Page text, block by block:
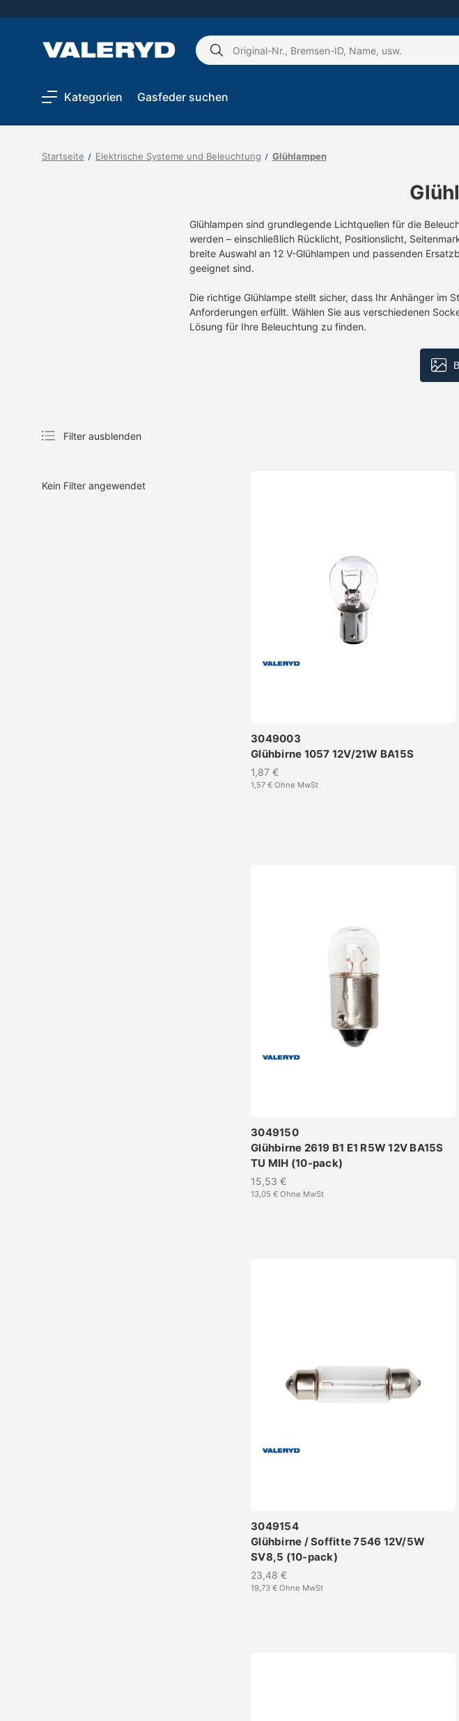
Schlagwort
Kategorien Gasfeder suchen
Startseite Elektrische Systeme und Beleuchtung Glühlampen
Glühlampen sind grundlegende Lichtquellen für die
werden – einschließlich Rücklicht, Positionslicht,
breite Auswahl an 12 V-Glühlampen und passenden
geeignet sind.
Die richtige Glühlampe stellt sicher, dass Ihr Anhänger im
Anforderungen erfüllt. Wählen Sie aus verschiedenen
Lösung für Ihre Beleuchtung zu finden.
Filter ausblenden
Kein Filter angewendet
3049003
Glühbirne 1057 12V/21W BA15S
1,87 €
1,57 € Ohne MwSt
3049150
Glühbirne 2619 B1 E1 R5W 12V BA15S
TU MIH (10-pack)
15,53 €
13,05 € Ohne MwSt
3049154
Glühbirne / Soffitte 7546 12V/5W
SV8,5 (10-pack)
23,48 €
19,73 € Ohne MwSt